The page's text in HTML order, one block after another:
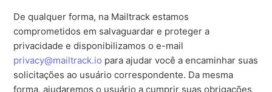
De qualquer forma, na Mailtrack estamos
comprometidos em salvaguardar e proteger a
privacidade e disponibilizamos o e-mail
privacy@mailtrack.io para ajudar você a encaminhar suas
solicitações ao usuário correspondente. Da mesma
forma, ajudaremos o usuário a cumprir suas obrigações